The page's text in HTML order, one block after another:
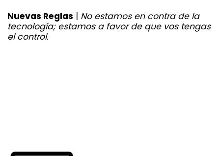
Nuevas Reglas | No estamos en contra de la
tecnología; estamos a favor de que vos tengas
el control.